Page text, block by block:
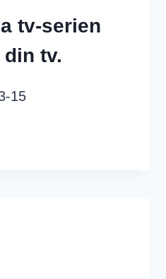
tv-serien
tv.
15